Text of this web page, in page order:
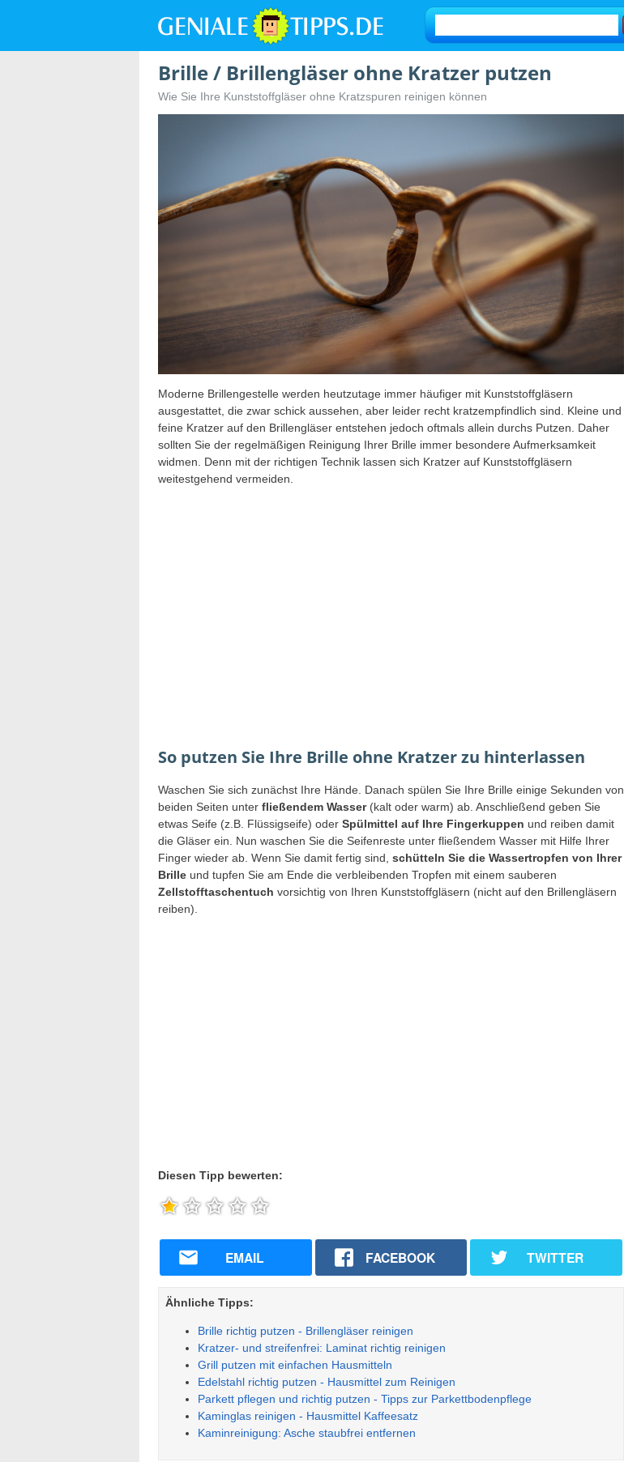
Brille / Brillengläser ohne Kratzer putzen
Wie Sie Ihre Kunststoffgläser ohne Kratzspuren reinigen können
Moderne Brillengestelle werden heutzutage immer häufiger mit Kunststoffgläsern
ausgestattet, die zwar schick aussehen, aber leider recht kratzempfindlich sind. Kleine und
feine Kratzer auf den Brillengläser entstehen jedoch oftmals allein durchs Putzen. Daher
sollten Sie der regelmäßigen Reinigung Ihrer Brille immer besondere Aufmerksamkeit
widmen. Denn mit der richtigen Technik lassen sich Kratzer auf Kunststoffgläsern
weitestgehend vermeiden.
So putzen Sie Ihre Brille ohne Kratzer zu hinterlassen
Waschen Sie sich zunächst Ihre Hände. Danach spülen Sie Ihre Brille einige Sekunden von
beiden Seiten unter fließendem Wasser(kalt oder warm) ab. Anschließend geben Sie
etwas Seife (z.B. Flüssigseife) oder Spülmittel auf Ihre Fingerkuppen und reiben damit
die Gläser ein. Nun waschen Sie die Seifenreste unter fließendem Wasser mit Hilfe Ihrer
Finger wieder ab. Wenn Sie damit fertig sind, schütteln Sie die Wassertropfen von Ihrer
Brille und tupfen Sie am Ende die verbleibenden Tropfen mit einem sauberen
Zellstofftaschentuch vorsichtig von Ihren Kunststoffgläsern (nicht auf den Brillengläsern
reiben).
Diesen Tipp bewerten:
EMAIL FACEBOOK TWITTER
Ähnliche Tipps:
Brille richtig putzen - Brillengläser reinigen
Kratzer- und streifenfrei: Laminat richtig reinigen
Grill putzen mit einfachen Hausmitteln
Edelstahl richtig putzen - Hausmittel zum Reinigen
Parkett pflegen und richtig putzen - Tipps zur Parkettbodenpflege
Kaminglas reinigen - Hausmittel Kaffeesatz
Kaminreinigung: Asche staubfrei entfernen